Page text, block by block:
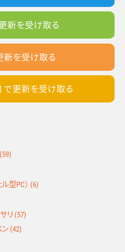
新を受け取る
新を受け取る
で更新を受け取る
型PC） (6)
リ (57)
(42)